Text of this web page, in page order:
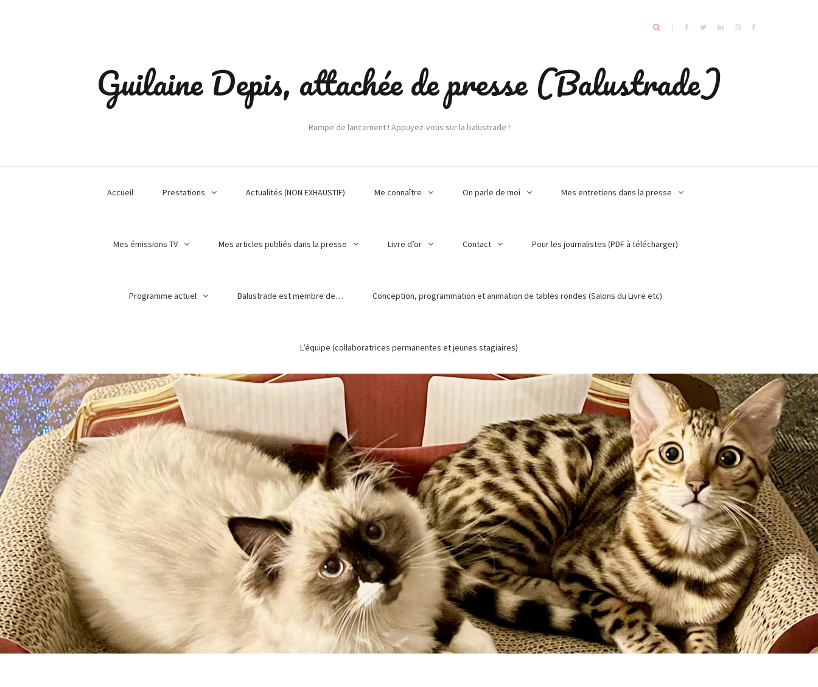
Guilaine Depis, attachée de presse (Balustrade)
Rampe de lancement ! Appuyez-vous sur la balustrade !
Accueil Prestations Actualités (NON EXHAUSTIF) Me connaître On parle de moi Mes entretiens dans la presse
Mes émissions TV Mes articles publiés dans la presse Livre d’or Contact Pour les journalistes (PDF à télécharger)
Programme actuel Balustrade est membre de… Conception, programmation et animation de tables rondes (Salons du Livre etc)
L’équipe (collaboratrices permanentes et jeunes stagiaires)